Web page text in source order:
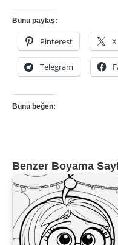
Bunu paylaş:
Pinterest X
Telegram
Bunu beğen:
Benzer Boyama